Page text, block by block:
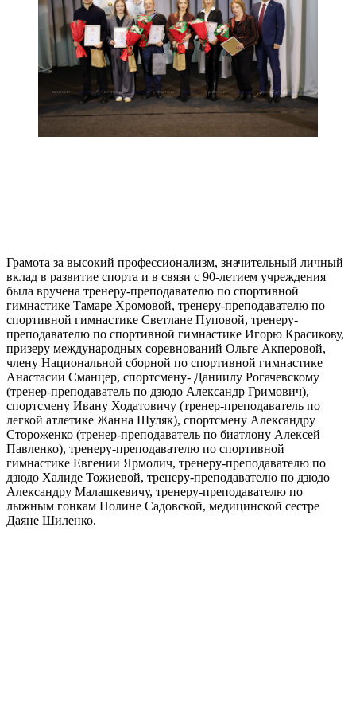
Грамота за высокий профессионализм, значительный личный
вклад в развитие спорта и в связи с 90-летием учреждения
была вручена тренеру-преподавателю по спортивной
гимнастике Тамаре Хромовой, тренеру-преподавателю по
спортивной гимнастике Светлане Пуповой, тренеру-
преподавателю по спортивной гимнастике Игорю Красикову,
призеру международных соревнований Ольге Акперовой,
члену Национальной сборной по спортивной гимнастике
Анастасии Сманцер, спортсмену- Даниилу Рогачевскому
(тренер-преподаватель по дзюдо Александр Гримович),
спортсмену Ивану Ходатовичу (тренер-преподаватель по
легкой атлетике Жанна Шуляк), спортсмену Александру
Стороженко (тренер-преподаватель по биатлону Алексей
Павленко), тренеру-преподавателю по спортивной
гимнастике Евгении Ярмолич, тренеру-преподавателю по
дзюдо Халиде Тожиевой, тренеру-преподавателю по дзюдо
Александру Малашкевичу, тренеру-преподавателю по
лыжным гонкам Полине Садовской, медицинской сестре
Даяне Шиленко.